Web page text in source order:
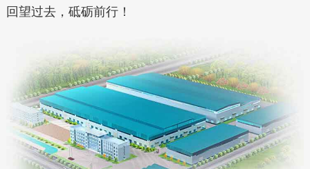
回望过去，砥砺前行！